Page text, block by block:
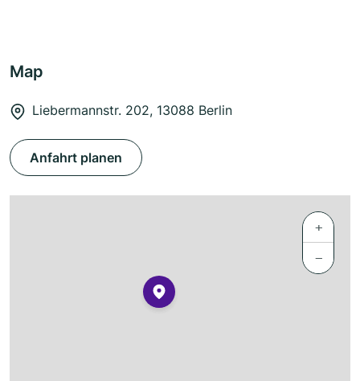
Map
Liebermannstr. 202, 13088 Berlin
Anfahrt planen
+
−